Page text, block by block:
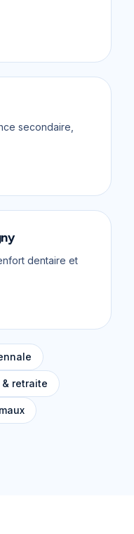
secondaire,
dentaire et
retraite